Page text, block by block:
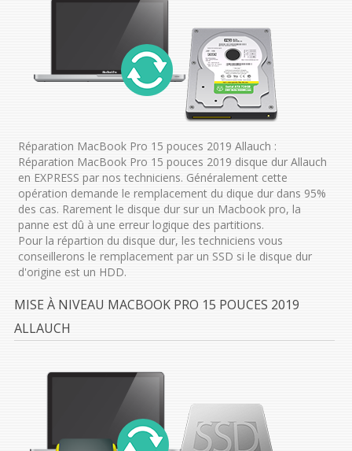
Réparation MacBook Pro 15 pouces 2019 Allauch :
Réparation MacBook Pro 15 pouces 2019 disque dur Allauch
en EXPRESS par nos techniciens. Généralement cette
opération demande le remplacement du dique dur dans 95%
des cas. Rarement le disque dur sur un Macbook pro, la
panne est dû à une erreur logique des partitions.
Pour la répartion du disque dur, les techniciens vous
conseillerons le remplacement par un SSD si le disque dur
d'origine est un HDD.
MISE À NIVEAU MACBOOK PRO 15 POUCES 2019
ALLAUCH